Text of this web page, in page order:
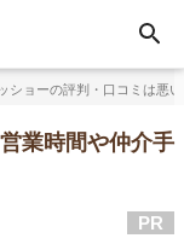
ショーの評判・口コミは悪
業時間や仲介手
PR